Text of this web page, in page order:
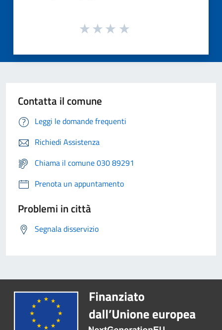
Contatta il comune
Leggi le domande frequenti
Richiedi Assistenza
Chiama il comune 030 89291
Prenota un appuntamento
Problemi in città
Segnala disservizio